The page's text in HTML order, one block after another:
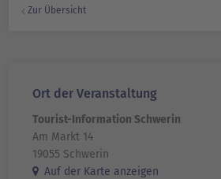
Zur Übersicht
Ort der Veranstaltung
Tourist-Information Schwerin
Am Markt 14
19055 Schwerin
Auf der Karte anzeigen